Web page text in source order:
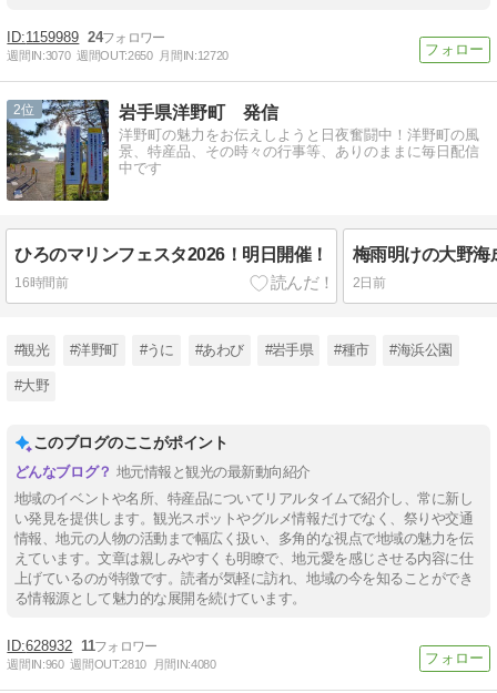
1159989 24
週間IN:3070 週間OUT:2650 月間IN:12720
2 岩手県洋野町 発信
洋野町の魅力をお伝えしようと日夜奮闘中！洋野町の風
景、特産品、その時々の行事等、ありのままに毎日配信
中です
ひろのマリンフェスタ2026！明日開催！
16時間前
梅雨明けの大野海
2日前
#観光 #洋野町 #うに #あわび #岩手県 #種市 #海浜公園
#大野
このブログのここがポイント
地元情報と観光の最新動向紹介
地域のイベントや名所、特産品についてリアルタイムで紹介し、常に新し
い発見を提供します。観光スポットやグルメ情報だけでなく、祭りや交通
情報、地元の人物の活動まで幅広く扱い、多角的な視点で地域の魅力を伝
えています。文章は親しみやすくも明瞭で、地元愛を感じさせる内容に仕
上げているのが特徴です。読者が気軽に訪れ、地域の今を知ることができ
る情報源として魅力的な展開を続けています。
628932 11
週間IN:960 週間OUT:2810 月間IN:4080